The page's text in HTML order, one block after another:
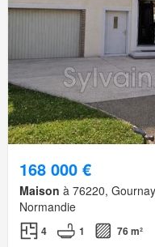
168 000 €
Maison à 76220,
Normandie
4 1 76 m²